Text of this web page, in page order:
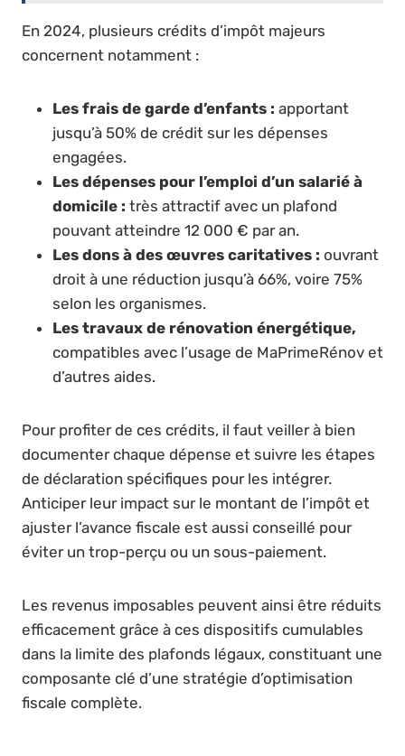
En 2024, plusieurs crédits d’impôt majeurs
concernent notamment :
Les frais de garde d’enfants : apportant
jusqu’à 50% de crédit sur les dépenses
engagées.
Les dépenses pour l’emploi d’un salarié à
domicile : très attractif avec un plafond
pouvant atteindre 12 000 € par an.
Les dons à des œuvres caritatives : ouvrant
droit à une réduction jusqu’à 66%, voire 75%
selon les organismes.
Les travaux de rénovation énergétique,
compatibles avec l’usage de MaPrimeRénov et
d’autres aides.
Pour profiter de ces crédits, il faut veiller à bien
documenter chaque dépense et suivre les étapes
de déclaration spécifiques pour les intégrer.
Anticiper leur impact sur le montant de l’impôt et
ajuster l’avance fiscale est aussi conseillé pour
éviter un trop-perçu ou un sous-paiement.
Les revenus imposables peuvent ainsi être réduits
efficacement grâce à ces dispositifs cumulables
dans la limite des plafonds légaux, constituant une
composante clé d’une stratégie d’optimisation
fiscale complète.